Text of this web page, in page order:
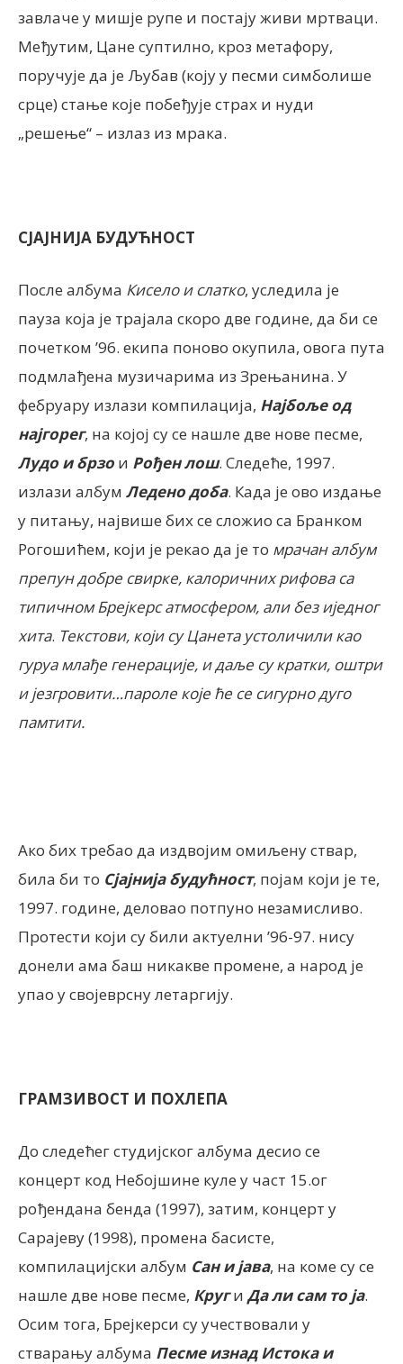
завлаче у мишје рупе и постају живи мртваци.
Међутим, Цане суптилно, кроз метафору,
поручује да је Љубав (коју у песми симболише
срце) стање које побеђује страх и нуди
„решење“ – излаз из мрака.
СЈАЈНИЈА БУДУЋНОСТ
После албума Кисело и слатко, уследила је
пауза која је трајала скоро две године, да би се
почетком ’96. екипа поново окупила, овога пута
подмлађена музичарима из Зрењанина. У
фебруару излази компилација, Најбоље од
најгорег, на којој су се нашле две нове песме,
Лудо и брзо и Рођен лош. Следеће, 1997.
излази албум Ледено доба. Када је ово издање
у питању, највише бих се сложио са Бранком
Рогошићем, који је рекао да је то мрачан албум
препун добре свирке, калоричних рифова са
типичном Брејкерс атмосфером, али без иједног
хита. Текстови, који су Цанета устоличили као
гуруа млађе генерације, и даље су кратки, оштри
и језгровити…пароле које ће се сигурно дуго
памтити.
Ако бих требао да издвојим омиљену ствар,
била би то Сјајнија будућност, појам који је те,
1997. године, деловао потпуно незамисливо.
Протести који су били актуелни ’96-97. нису
донели ама баш никакве промене, а народ је
упао у својеврсну летаргију.
ГРАМЗИВОСТ И ПОХЛЕПА
До следећег студијског албума десио се
концерт код Небојшине куле у част 15.ог
рођендана бенда (1997), затим, концерт у
Сарајеву (1998), промена басисте,
компилацијски албум Сан и јава, на коме су се
нашле две нове песме, Круги Да ли сам то ја.
Осим тога, Брејкерси су учествовали у
стварању албума Песме изнад Истока и